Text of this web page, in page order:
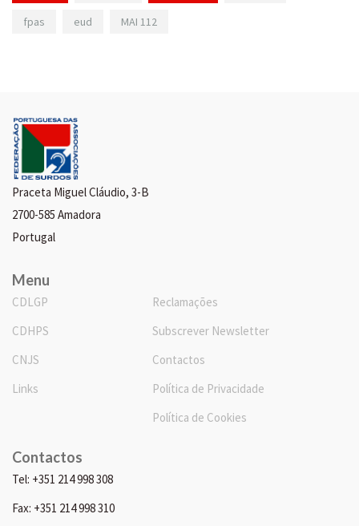
fpas eud MAI 112
Praceta Miguel Cláudio, 3-B
2700-585 Amadora
Portugal
Menu
CDLGP
CDHPS
CNJS
Links
Reclamações
Subscrever Newsletter
Contactos
Política de Privacidade
Política de Cookies
Contactos
Tel: +351 214 998 308
Fax: +351 214 998 310